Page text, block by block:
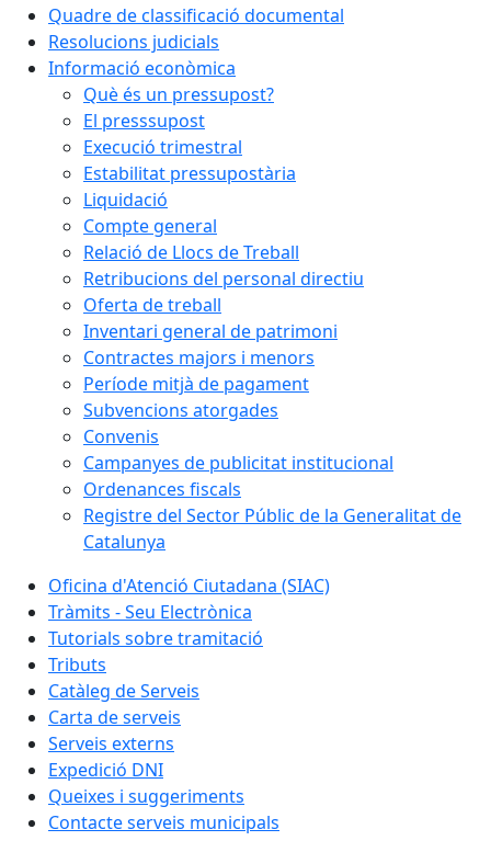
Quadre de classificació documental
Resolucions judicials
Informació econòmica
Què és un pressupost?
El presssupost
Execució trimestral
Estabilitat pressupostària
Liquidació
Compte general
Relació de Llocs de Treball
Retribucions del personal directiu
Oferta de treball
Inventari general de patrimoni
Contractes majors i menors
Període mitjà de pagament
Subvencions atorgades
Convenis
Campanyes de publicitat institucional
Ordenances fiscals
Registre del Sector Públic de la Generalitat de
Catalunya
Oficina d'Atenció Ciutadana (SIAC)
Tràmits - Seu Electrònica
Tutorials sobre tramitació
Tributs
Catàleg de Serveis
Carta de serveis
Serveis externs
Expedició DNI
Queixes i suggeriments
Contacte serveis municipals